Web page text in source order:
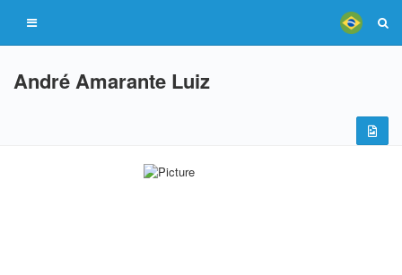
André Amarante Luiz